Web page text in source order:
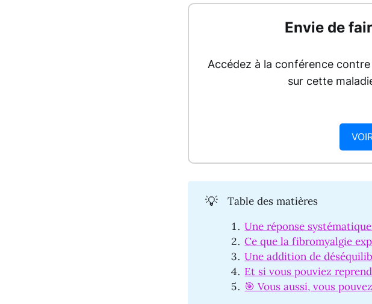
Envie de
Accédez à la conférence
sur cette
💡
Table des matières
Une réponse
Ce que la fibromyalgie
Une addition de
Et si vous pouviez
🎯 Vous aussi, vous